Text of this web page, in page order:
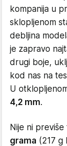
kompanija u
sklopljenom
debljina
je zapravo
drugi boje,
kod nas na
U
4,2 mm.
Nije ni
grama (217 g